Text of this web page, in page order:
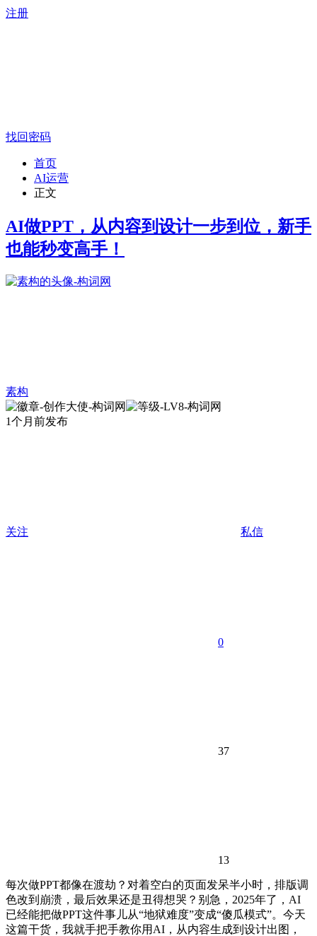
注册
找回密码
首页
AI运营
正文
AI做PPT，从内容到设计一步到位，新手
也能秒变高手！
素构
1个月前发布
关注 私信
0
37
13
每次做PPT都像在渡劫？对着空白的页面发呆半小时，排版调
色改到崩溃，最后效果还是丑得想哭？别急，2025年了，AI
已经能把做PPT这件事儿从“地狱难度”变成“傻瓜模式”。今天
这篇干货，我就手把手教你用AI，从内容生成到设计出图，